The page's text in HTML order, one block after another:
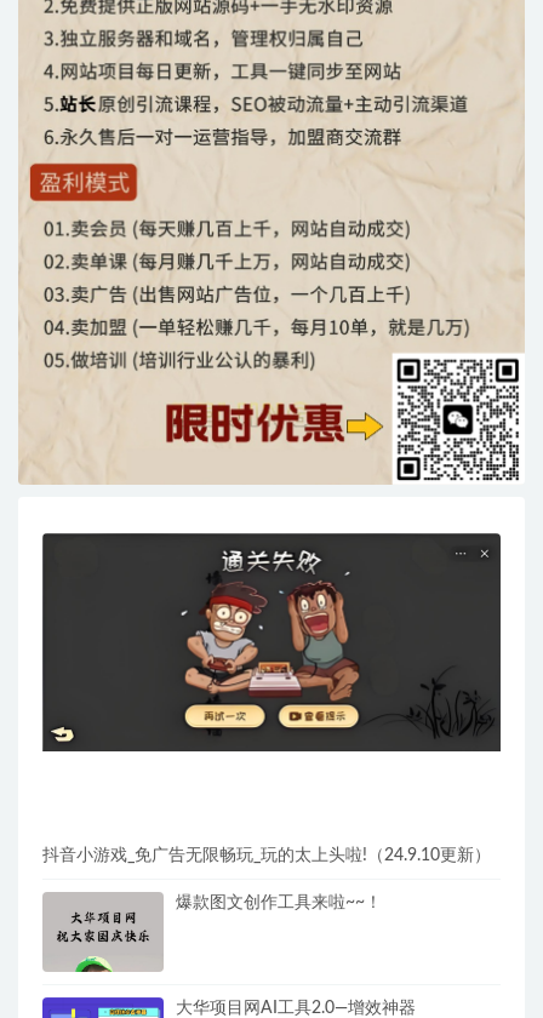
抖音小游戏_免广告无限畅玩_玩的太上头啦!（24.9.10更新）
爆款图文创作工具来啦~~！
大华项目网AI工具2.0—增效神器